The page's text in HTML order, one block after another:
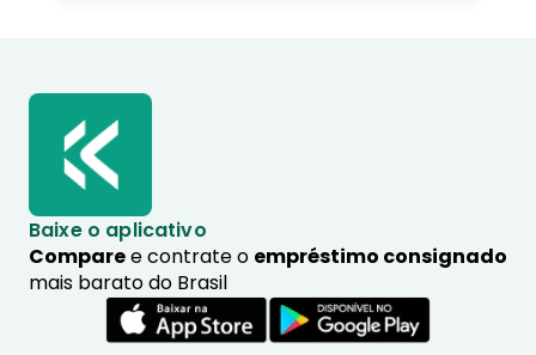
Baixe o aplicativo
Comparee contrate o empréstimo consignado
mais barato do Brasil